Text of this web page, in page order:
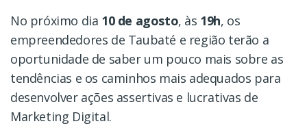
No próximo dia 10 de agosto, às 19h, os
empreendedores de Taubaté e região terão a
oportunidade de saber um pouco mais sobre as
tendências e os caminhos mais adequados para
desenvolver ações assertivas e lucrativas de
Marketing Digital.